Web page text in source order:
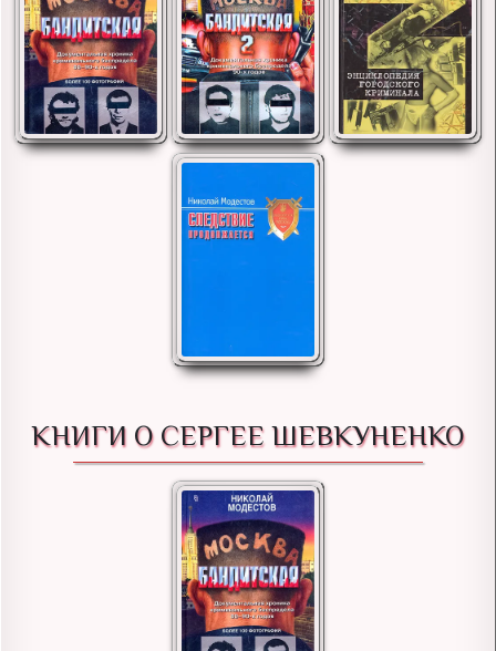
КНИГИ О СЕРГЕЕ ШЕВКУНЕНКО